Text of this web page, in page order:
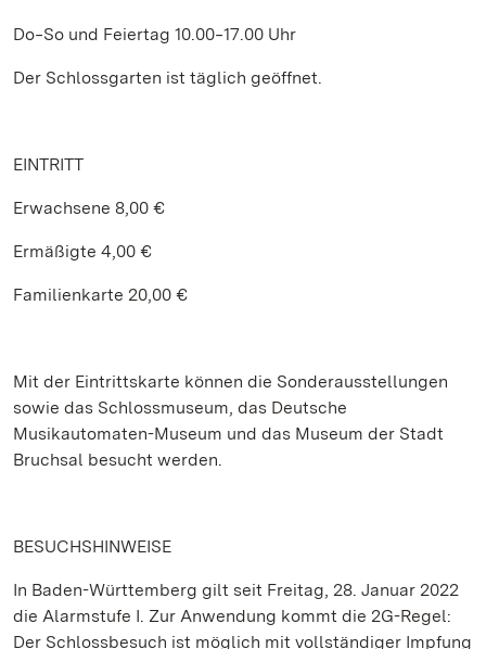
Do‒So und Feiertag 10.00‒17.00 Uhr
Der Schlossgarten ist täglich geöffnet.
EINTRITT
Erwachsene 8,00 €
Ermäßigte 4,00 €
Familienkarte 20,00 €
Mit der Eintrittskarte können die Sonderausstellungen
sowie das Schlossmuseum, das Deutsche
Musikautomaten-Museum und das Museum der Stadt
Bruchsal besucht werden.
BESUCHSHINWEISE
In Baden-Württemberg gilt seit Freitag, 28. Januar 2022
die Alarmstufe I. Zur Anwendung kommt die 2G-Regel:
Der Schlossbesuch ist möglich mit vollständiger Impfung